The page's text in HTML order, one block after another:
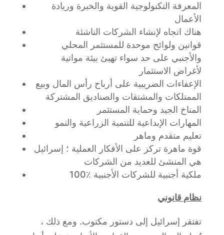
المعرفة التكنولوجية القوية والخبرة وريادة
الأعمال
هناك اتجاه لإنشاء الشركات الناشئة
قوانين ولوائح موحدة للمستثمر المحلي
والأجنبي على حد سواء تهيئ بيئة مواتية
لأغراض الاستثمار
الإعفاءات الضريبية على أرباح رأس المال وبيع
الممتلكات والمشتقات والصناديق المشتركة
المناخ الجيد وحماية المستثمر
المهارات الإبداعية للتنمية الزراعية والنمو
تعليم متقدم وماهر
قوة ماهرة تركز على الأفكار العملية ؛ إسرائيل
هي المنشئ للعديد من الشركات
100٪ ملكية أجنبية للشركات الأجنبية
نظام قانوني
تفتقر إسرائيل إلى دستور مكتوب. ومع ذلك ،